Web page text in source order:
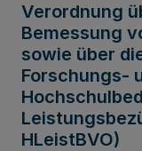
Verordnung
Bemessung
sowie über
Forschungs-
HLeistBVO)